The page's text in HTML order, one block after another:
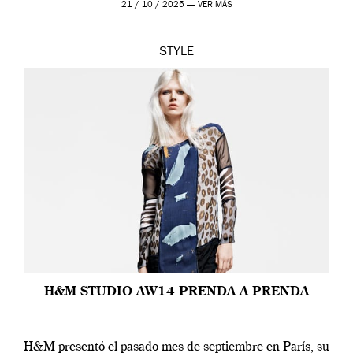
21 / 10 / 2025 — VER MÁS
STYLE
H&M STUDIO AW14 PRENDA A PRENDA
H&M presentó el pasado mes de septiembre en París, su